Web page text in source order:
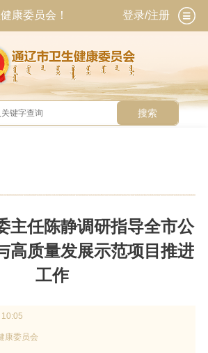
康委员会！ 登录/注册
搜索
主任陈静调研指导全市公
高质量发展示范项目推进
工作
康委员会